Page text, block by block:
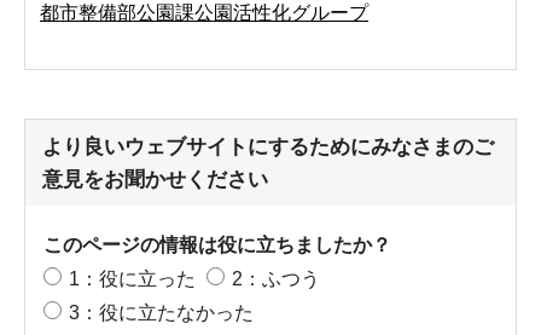
都市整備部公園課公園活性化グループ
より良いウェブサイトにするためにみなさまのご
意見をお聞かせください
このページの情報は役に立ちましたか？
1：役に立った
2：ふつう
3：役に立たなかった